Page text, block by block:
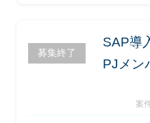
募集終了
SAP導
PJメン
案